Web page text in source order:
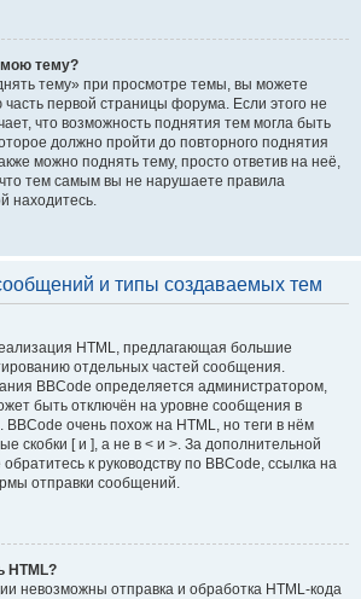
мою тему?
тему» при просмотре темы, вы можете
первой страницы форума. Если этого не
что возможность поднятия тем могла быть
должно пройти до повторного поднятия
можно поднять тему, просто ответив на неё,
что тем самым вы не нарушаете правила
находитесь.
и типы создаваемых тем
HTML, предлагающая большие
отдельных частей сообщения.
BBCode определяется администратором,
быть отключён на уровне сообщения в
очень похож на HTML, но теги в нём
скобки [ и ], а не в < и >. За дополнительной
к руководству по BBCode, ссылка на
отправки сообщений.
HTML?
невозможны отправка и обработка HTML-кода